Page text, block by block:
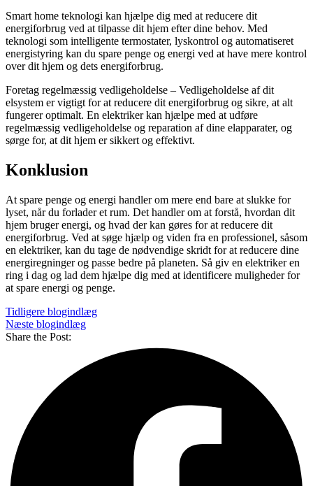
Smart home teknologi kan hjælpe dig med at reducere dit
energiforbrug ved at tilpasse dit hjem efter dine behov. Med
teknologi som intelligente termostater, lyskontrol og automatiseret
energistyring kan du spare penge og energi ved at have mere kontrol
over dit hjem og dets energiforbrug.
Foretag regelmæssig vedligeholdelse – Vedligeholdelse af dit
elsystem er vigtigt for at reducere dit energiforbrug og sikre, at alt
fungerer optimalt. En elektriker kan hjælpe med at udføre
regelmæssig vedligeholdelse og reparation af dine elapparater, og
sørge for, at dit hjem er sikkert og effektivt.
Konklusion
At spare penge og energi handler om mere end bare at slukke for
lyset, når du forlader et rum. Det handler om at forstå, hvordan dit
hjem bruger energi, og hvad der kan gøres for at reducere dit
energiforbrug. Ved at søge hjælp og viden fra en professionel, såsom
en elektriker, kan du tage de nødvendige skridt for at reducere dine
energiregninger og passe bedre på planeten. Så giv en elektriker en
ring i dag og lad dem hjælpe dig med at identificere muligheder for
at spare energi og penge.
Tidligere blogindlæg
Næste blogindlæg
Share the Post: